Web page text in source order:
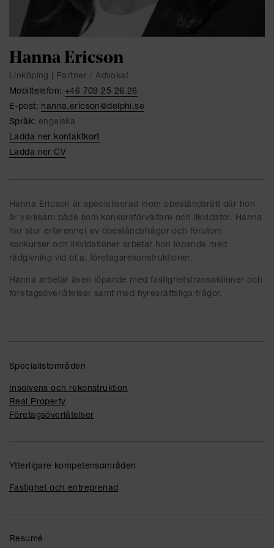
Hanna Ericson
Linköping | Partner / Advokat
Mobiltelefon: +46 709 25 26 26
E-post: hanna.ericson@delphi.se
Språk: engelska
Ladda ner kontaktkort
Ladda ner CV
Hanna Ericson är specialiserad inom obeståndsrätt där hon
är verksam både som konkursförvaltare och likvidator. Hanna
har stor erfarenhet av obeståndsfrågor och förutom
konkurser och likvidationer arbetar hon löpande med
rådgivning vid bl.a. företagsrekonstruktioner.
Hanna arbetar även löpande med fastighetstransaktioner och
företagsöverlåtelser samt med hyresrättsliga frågor.
Specialistområden
Insolvens och rekonstruktion
Real Property
Företagsöverlåtelser
Ytterligare kompetensområden
Fastighet och entreprenad
Resumé